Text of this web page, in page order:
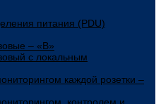
питания (PDU)
– «В»
с локальным
каждой розетки –